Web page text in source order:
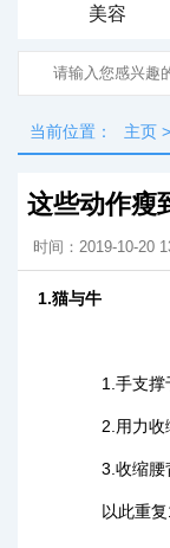
美容
当前位置： 主页 >
这些动作瘦
时间：2019-10-20
1.猫与牛
1.手支撑于
2.用力收
3.收缩腰
以此重复